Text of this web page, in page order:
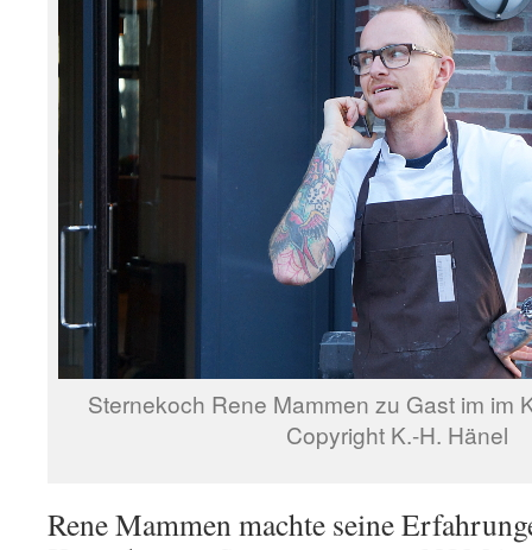
Sternekoch Rene Mammen zu Gast im im
Copyright K.-H. Hänel
Rene Mammen machte seine